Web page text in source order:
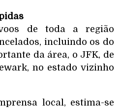
de toda a região
incluindo os do
da área, o JFK, de
no estado vizinho
local, estima-se